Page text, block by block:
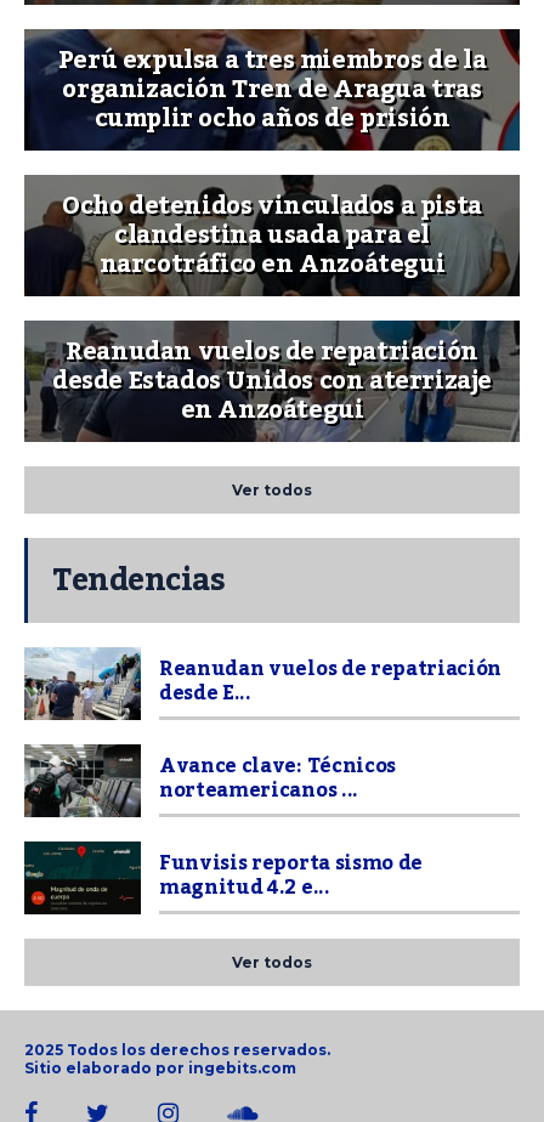
Perú expulsa a tres miembros de la
organización Tren de Aragua tras
cumplir ocho años de prisión
Ocho detenidos vinculados a pista
clandestina usada para el
narcotráfico en Anzoátegui
Reanudan vuelos de repatriación
desde Estados Unidos con aterrizaje
en Anzoátegui
Ver todos
Tendencias
Reanudan vuelos de repatriación
desde E...
Avance clave: Técnicos
norteamericanos ...
Funvisis reporta sismo de
magnitud 4.2 e...
Ver todos
2025 Todos los derechos reservados.
Sitio elaborado por ingebits.com